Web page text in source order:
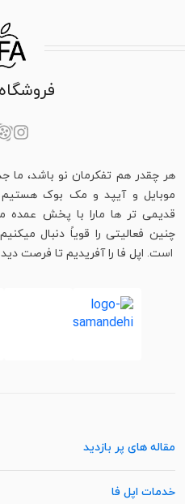
فروشگاه
هر چقدر هم تفکرمان نو باشد، ما
موبایل و آیپد و مک بوک هستیم
قدیمی تر ها مارا با پخش عمده
چنین فعالیتی را قویاً دنبال
است. اپل فا را آفریدیم تا فرصت
مقاله های پر بازدید
خدمات اپل فا